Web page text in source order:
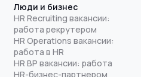
Люди и бизнес
HR Recruiting вакансии:
работа рекрутером
HR Operations вакансии:
работа в HR
HR BP вакансии: работа
HR-бизнес-партнером